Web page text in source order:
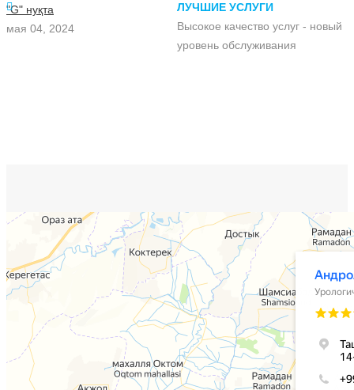
"G" нуқта
мая 04, 2024
ЛУЧШИЕ УСЛУГИ
Высокое качество услуг - новый
уровень обслуживания